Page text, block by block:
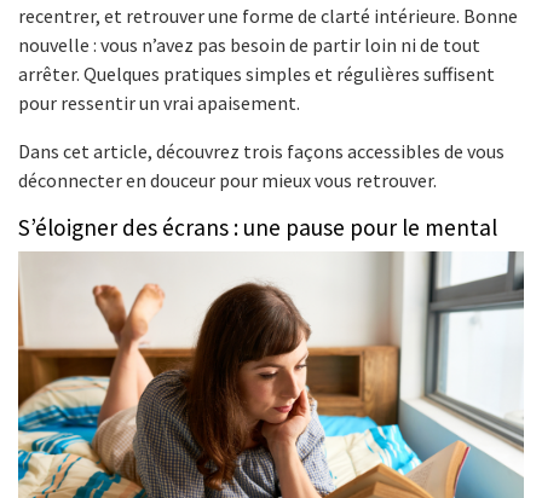
recentrer, et retrouver une forme de clarté intérieure. Bonne
nouvelle : vous n’avez pas besoin de partir loin ni de tout
arrêter. Quelques pratiques simples et régulières suffisent
pour ressentir un vrai apaisement.
Dans cet article, découvrez trois façons accessibles de vous
déconnecter en douceur pour mieux vous retrouver.
S’éloigner des écrans : une pause pour le mental